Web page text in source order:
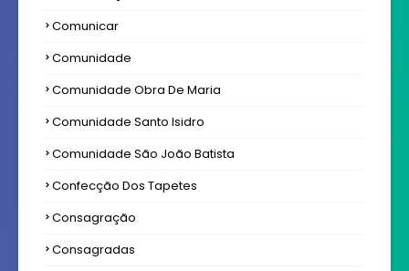
Comunicar
Comunidade
Comunidade Obra De Maria
Comunidade Santo Isidro
Comunidade São João Batista
Confecção Dos Tapetes
Consagração
Consagradas